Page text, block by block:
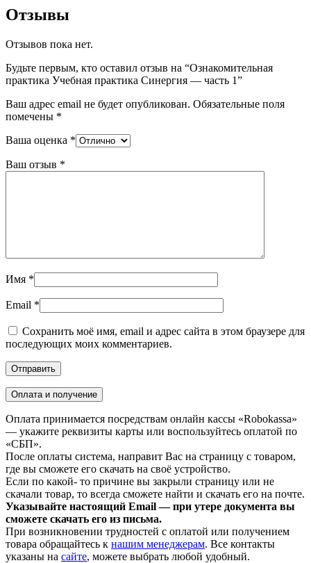
Отзывы
Отзывов пока нет.
Будьте первым, кто оставил отзыв на “Ознакомительная
практика Учебная практика Синергия — часть 1”
Ваш адрес email не будет опубликован. Обязательные поля
помечены *
Ваша оценка *
Ваш отзыв *
Имя *
Email *
Сохранить моё имя, email и адрес сайта в этом браузере для
последующих моих комментариев.
Оплата и получение
Оплата принимается посредствам онлайн кассы «Robokassa»
— укажите реквизиты карты или воспользуйтесь оплатой по
«СБП».
После оплаты система, направит Вас на страницу с товаром,
где вы сможете его скачать на своё устройство.
Если по какой- то причине вы закрыли страницу или не
скачали товар, то всегда сможете найти и скачать его на почте.
Указывайте настоящий Email — при утере документа вы
сможете скачать его из письма.
При возникновении трудностей с оплатой или получением
товара обращайтесь к нашим менеджерам. Все контакты
указаны на сайте, можете выбрать любой удобный.